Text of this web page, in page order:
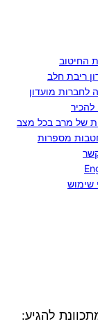
החיטוב
ריבת חלב
לחברות מועדון
להכיר
של מרב בכל מצב
מספרות
שימוש
להגיע: